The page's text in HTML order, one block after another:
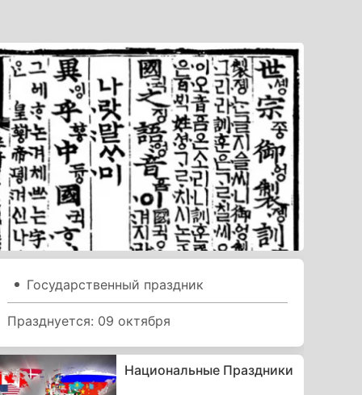
Государственный праздник
Празднуется: 09 октября
Национальные Праздники